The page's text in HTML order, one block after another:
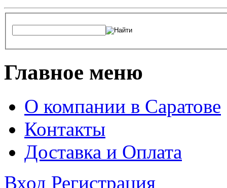
Главное меню
О компании в Саратове
Контакты
Доставка и Оплата
Вход Регистрация